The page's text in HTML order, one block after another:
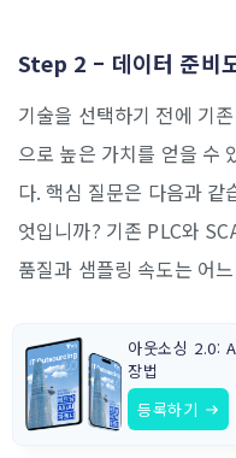
아웃소싱 2.0:
장법
등록하기
Step 2 – 데이터 준비
기술을 선택하기 전에 기
으로 높은 가치를 얻을 수
다. 핵심 질문은 다음과 같
엇입니까? 기존 PLC와
품질과 샘플링 속도는 어
다양한 APAC 제조 환경
차를 해소하려면 견고한